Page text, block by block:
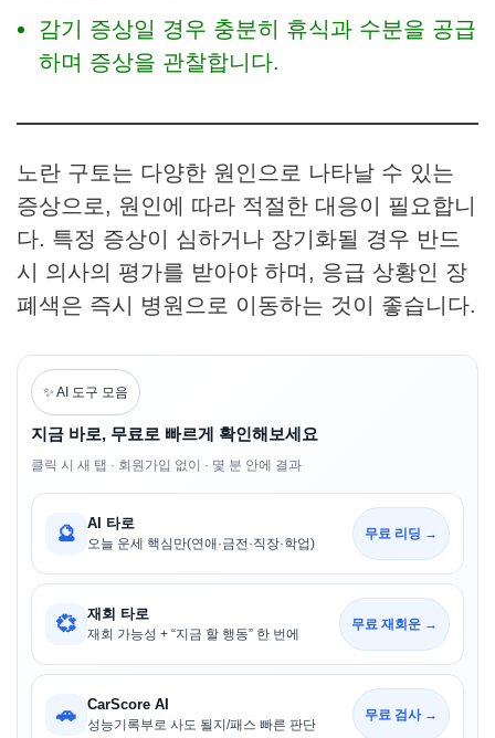
감기 증상일 경우 충분히 휴식과 수분을 공급
하며 증상을 관찰합니다.
노란 구토는 다양한 원인으로 나타날 수 있는
증상으로, 원인에 따라 적절한 대응이 필요합니
다. 특정 증상이 심하거나 장기화될 경우 반드
시 의사의 평가를 받아야 하며, 응급 상황인 장
폐색은 즉시 병원으로 이동하는 것이 좋습니다.
✨ AI 도구 모음
지금 바로, 무료로 빠르게 확인해보세요
클릭 시 새 탭 · 회원가입 없이 · 몇 분 안에 결과
🔮 AI 타로
오늘 운세 핵심만(연애·금전·직장·학업)
무료 리딩 →
💞 재회 타로
재회 가능성 + “지금 할 행동” 한 번에
무료 재회운 →
🚗 CarScore AI
성능기록부로 사도 될지/패스 빠른 판단
무료 검사 →